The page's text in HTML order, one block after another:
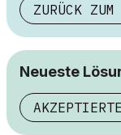
ZURÜCK ZUM
Neueste